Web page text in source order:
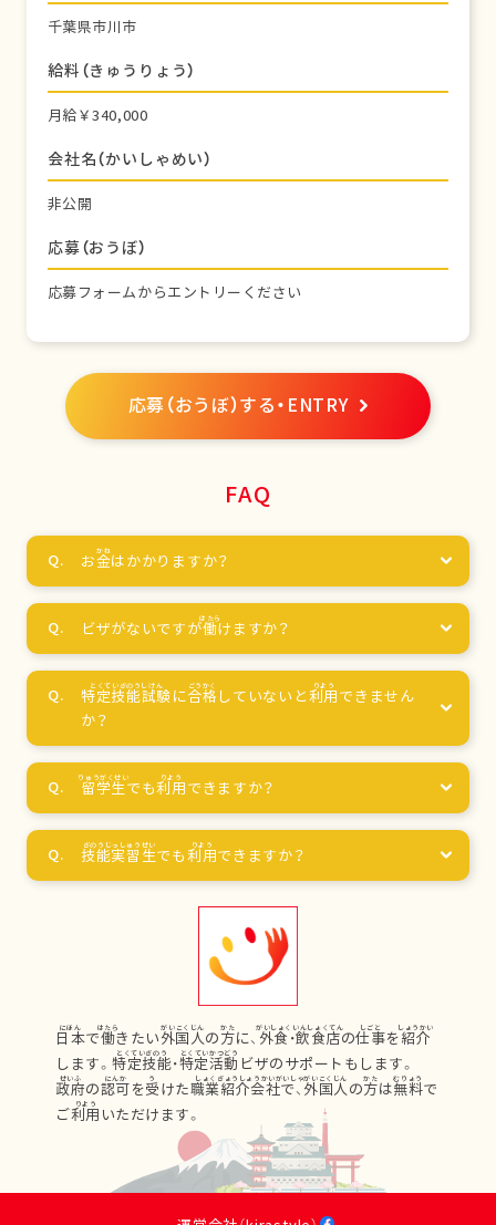
千葉県市川市
給料（きゅうりょう）
月給￥340,000
会社名（かいしゃめい）
非公開
応募（おうぼ）
応募フォームからエントリーください
応募（おうぼ）する・ENTRY
FAQ
お金はかかりますか？
ビザがないですが働けますか？
特定技能試験に合格 していないと利用 できません
か？
留学生でも利用 できますか？
技能実習生でも利用できますか？
日本で働きたい外国人の方に、 外食 ・飲食店の仕事を紹介
します。特定技能・特定活動 ビザのサポートもします。
政府の認可を受けた職業紹介会社で、 外国人の方は無料で
ご利用 いただけます。